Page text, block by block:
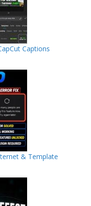
Captions
& Template